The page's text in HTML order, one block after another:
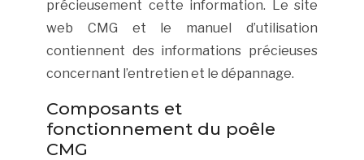
précieusement cette information. Le site
web CMG et le manuel d’utilisation
contiennent des informations précieuses
concernant l’entretien et le dépannage.
Composants et
fonctionnement du poêle
CMG